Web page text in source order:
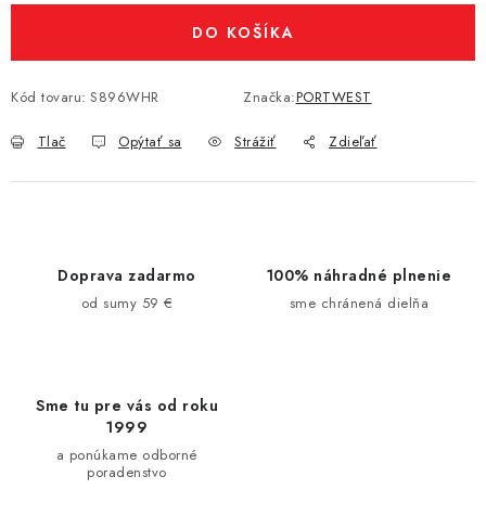
DO KOŠÍKA
Kód tovaru: S896WHR Značka:PORTWEST
Tlač Opýtať sa Strážiť Zdieľať
Doprava zadarmo
od sumy 59 €
100% náhradné plnenie
sme chránená dielňa
Sme tu pre vás od roku
1999
a ponúkame odborné
poradenstvo